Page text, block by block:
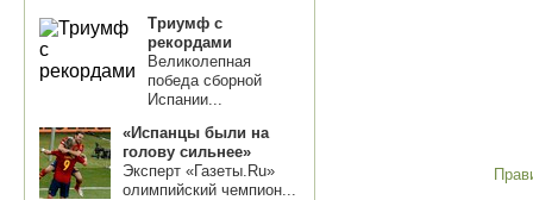
Триумф с
рекордами
Великолепная
победа сборной
Испании...
«Испанцы были на
голову сильнее»
Эксперт «Газеты.Ru»
олимпийский чемпион...